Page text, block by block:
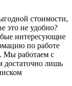
стоимости,
это не удобно?
интересующие
по работе
Мы работаем с
достаточно лишь